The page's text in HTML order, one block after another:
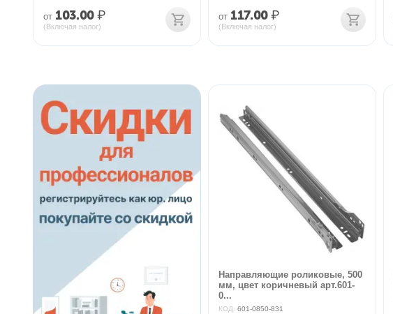
от 103.00₽
(Включая налог)
от 117.00₽
(Включая налог)
Направляющие роликовые, 500
мм, цвет коричневый арт.601-
0...
КОД: 601-0850-831